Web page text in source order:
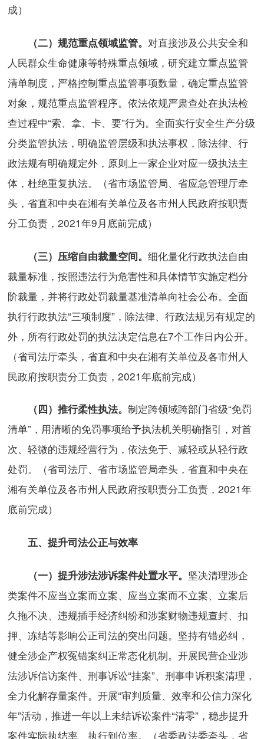
成）
（二）规范重点领域监管。 对直接涉及公共安全和
人民群众生命健康等特殊重点领域，研究建立重点监管
清单制度，严格控制重点监管事项数量，确定重点监管
对象，规范重点监管程序。依法依规严肃查处在执法检
查过程中“索、拿、卡、要”行为。全面实行安全生产分级
分类监管执法，明确监管层级和执法事权，除法律、行
政法规有明确规定外，原则上一家企业对应一级执法主
体，杜绝重复执法。（省市场监管局、省应急管理厅牵
头，省直和中央在湘有关单位及各市州人民政府按职责
分工负责，2021年9月底前完成）
（三）压缩自由裁量空间。 细化量化行政执法自由
裁量标准，按照违法行为危害性和具体情节实施定档分
阶裁量，并将行政处罚裁量基准清单向社会公布。全面
执行行政执法“三项制度”，除法律、行政法规另有规定的
外，所有行政处罚的执法决定信息在7个工作日内公开。
（省司法厅牵头，省直和中央在湘有关单位及各市州人
民政府按职责分工负责，2021年底前完成）
（四）推行柔性执法。 制定跨领域跨部门省级“免罚
清单”，用清晰的免罚事项给予执法机关明确指引，对首
次、轻微的违规经营行为，依法免于、减轻或从轻行政
处罚。（省司法厅、省市场监管局牵头，省直和中央在
湘有关单位及各市州人民政府按职责分工负责，2021年
底前完成）
五、提升司法公正与效率
（一）提升涉法涉诉案件处置水平。 坚决清理涉企
类案件不应当立案而立案、应当立案而不立案、立案后
久拖不决、违规插手经济纠纷和涉案财物违规查封、扣
押、冻结等影响公正司法的突出问题。坚持有错必纠，
健全涉企产权冤错案纠正常态化机制。开展民营企业涉
法涉诉信访案件、刑事诉讼“挂案”、刑事申诉积案清理，
全力化解存量案件。开展“审判质量、效率和公信力深化
年”活动，推进一年以上未结诉讼案件“清零”，稳步提升
案件实际执结率、执行到位率。（省委政法委牵头，省